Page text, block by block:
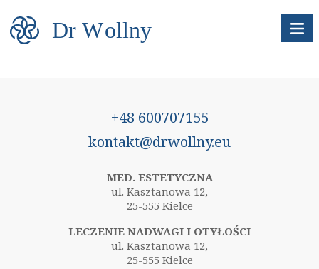
×
O nas
Zalecenia
Cennik
Promocje
Kontakt
Dr Wollny
+48 600707155
kontakt@drwollny.eu
MED. ESTETYCZNA
ul. Kasztanowa 12,
25-555 Kielce
LECZENIE NADWAGI I OTYŁOŚCI
ul. Kasztanowa 12,
25-555 Kielce